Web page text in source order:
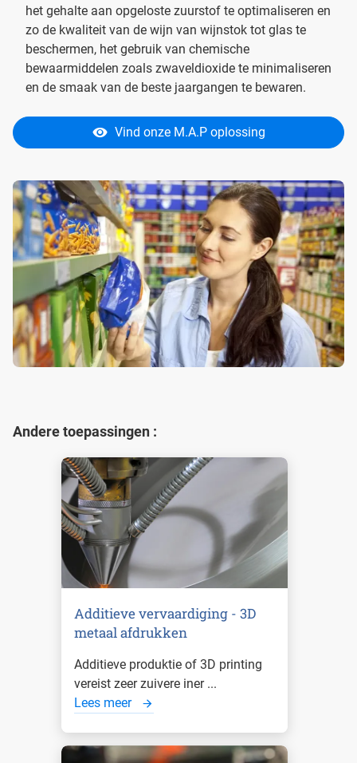
het gehalte aan opgeloste zuurstof te optimaliseren en
zo de kwaliteit van de wijn van wijnstok tot glas te
beschermen, het gebruik van chemische
bewaarmiddelen zoals zwaveldioxide te minimaliseren
en de smaak van de beste jaargangen te bewaren.
Vind onze M.A.P oplossing
Andere toepassingen :
Additieve vervaardiging - 3D
metaal afdrukken
Additieve produktie of 3D printing
vereist zeer zuivere iner ...
Lees meer